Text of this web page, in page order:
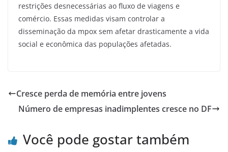
restrições desnecessárias ao fluxo de viagens e
comércio. Essas medidas visam controlar a
disseminação da mpox sem afetar drasticamente a vida
social e econômica das populações afetadas.
Cresce perda de memória entre jovens
Número de empresas inadimplentes cresce no DF
Você pode gostar também